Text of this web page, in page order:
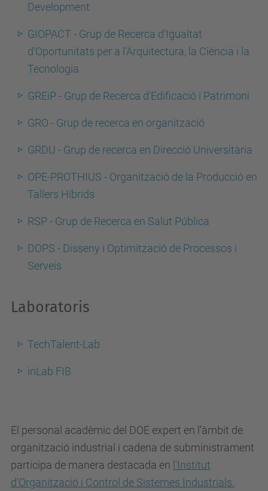
Development
GIOPACT - Grup de Recerca d'Igualtat
d'Oportunitats per a l'Arquitectura, la Ciència i la
Tecnologia
GREiP - Grup de Recerca d'Edificació i Patrimoni
GRO - Grup de recerca en organització
GRDU - Grup de recerca en Direcció Universitària
OPE-PROTHIUS - Organització de la Producció en
Tallers Híbrids
RSP - Grup de Recerca en Salut Pública
DOPS - Disseny i Optimització de Processos i
Serveis
Laboratoris
TechTalent-Lab
inLab FIB
El personal acadèmic del DOE expert en l’àmbit de
organització industrial i cadena de subministrament
participa de manera destacada en l'Institut
d'Organització i Control de Sistemes Industrials.